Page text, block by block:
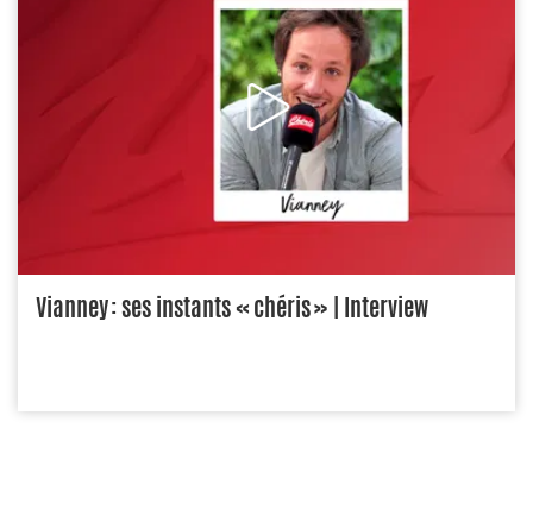
Vianney : ses instants « chéris » | Interview